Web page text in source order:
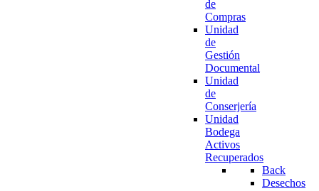
de
Compras
Unidad
de
Gestión
Documental
Unidad
de
Conserjería
Unidad
Bodega
Activos
Recuperados
Back
Desechos